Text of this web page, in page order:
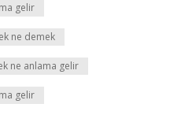
gelir
ne demek
ne anlama gelir
gelir